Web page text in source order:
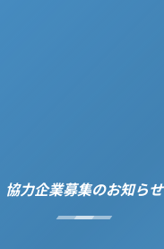
協力企業募集のお知らせ